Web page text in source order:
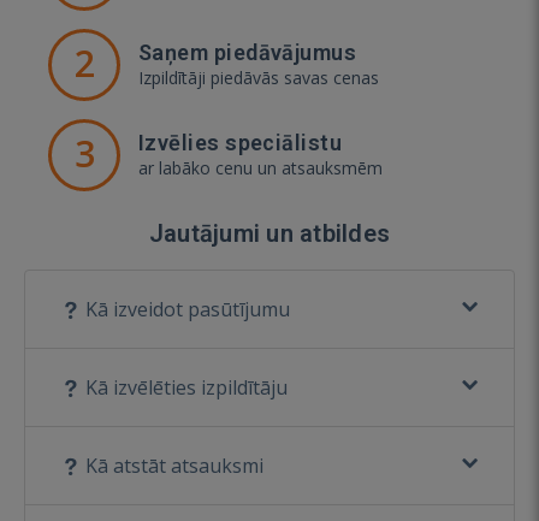
2 Saņem piedāvājumus
Izpildītāji piedāvās savas cenas
3 Izvēlies speciālistu
ar labāko cenu un atsauksmēm
Jautājumi un atbildes
Kā izveidot pasūtījumu
Kā izvēlēties izpildītāju
Kā atstāt atsauksmi